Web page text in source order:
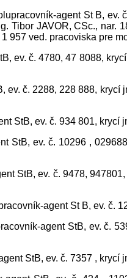
agent St B,
Tibor JAVOR, CSc.,
957 ved. pracoviska pre
ev. č. 4780, 47 8088,
č. 2288, 228 888,
StB, ev. č. 934 801,
StB, ev. č. 10296 ,
StB, ev. č. 9478,
agent St B, ev.
agent StB, ev. č.
StB, ev. č. 7357 ,